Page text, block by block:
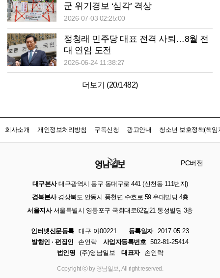
군 위기경보 ‘심각’ 격상
2026-07-03 02:25:00
정청래 민주당 대표 전격 사퇴…8월 전
대 연임 도전
2026-06-24 11:38:27
더보기 (20/1482)
회사소개 개인정보처리방침 구독신청 광고안내 청소년 보호정책(책임
PC버전
대구본사대구광역시 동구 동대구로 441 (신천동 111번지)
경북본사경상북도 안동시 풍천면 수호로 59 우대빌딩 4층
서울지사서울특별시 영등포구 국회대로62길21 동성빌딩 3층
인터넷신문등록 대구 아00221 등록일자
2017.05.23
발행인 · 편집인
손인락 사업자등록번호 502-81-25414
법인명 (주)영남일보 대표자 손인락
Copyright ⓒ by 영남일보, All right reserved.